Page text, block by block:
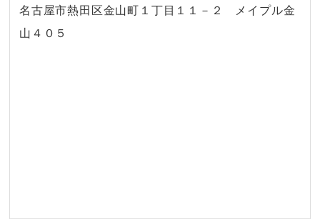
名古屋市熱田区金山町１丁目１１－２ メイプル金
山４０５